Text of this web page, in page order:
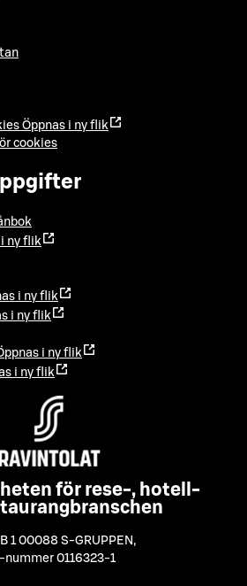
Öppnas i ny flik
cookies
ny flik
i ny flik
i ny flik
i ny flik
i ny flik
för rese-, hotell-
1 00088 S-GRUPPEN ,
nummer 0116323-1